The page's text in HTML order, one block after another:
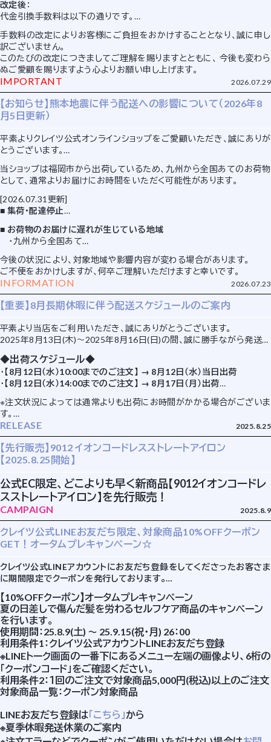
改定後：
代金引換手数料は以下の通りです。
・購入金額３万円(税込)以下：440円(税込)
・購入金額10万円(税込)以下：660円(税込)
※購入金額は商品代金+送料の合計額です。
手数料の改定によりお客様にご負担をおかけすることとなり、誠に申し
訳ございません。
このたびの改定につきましてご理解を賜りますとともに、 今後も変わら
ぬご愛顧を賜りますよう心よりお願い申し上げます。
IMPORTANT 2026.07.29
【お知らせ】熊本地震に伴う配送への影響について（2026年8
月5日更新）
平素よりクレイツ公式オンラインショップをご愛顧いただき、誠にありが
とうございます。
2026年7月28日に発生した熊本地震の影響により、現在一部地域で集
荷・配達の停止や、お届けの遅れが発生しています。
当ショップは福岡市から出荷しているため、九州から全国あてのお荷物
として、通常よりお届けにお時間をいただく可能性があります。
[2026.07.31更新]
■ 集荷・配達停止
城郡、八代郡）
※上記地域では、最寄りの営業所にてお荷物の持ち込みおよび受け取り
が可能です。
■ お荷物のお届けに遅れが生じている地域
・九州から全国あて
今後の状況により、対象地域や影響内容が変わる場合があります。
ご不便をおかけしますが、何卒ご理解いただけますと幸いです。
INFORMATION 2026.07.23
【重要】8月長期休暇に伴う配送スケジュールのご案内
平素より当店をご利用いただき、誠にありがとうございます。
2025年8月13日(木)〜2025年8月16日(日)の間、誠に勝手ながら発送業
長期間の休業によりお客様には大変ご不便をおかけしますが、何卒ご了
承いただきますようお願い申し上げます。
※お休み明けは、ご注文日順に発送準備を進めてまいります。
◆出荷スケジュール◆
・ 【8月12日（水）10:00までのご注文】 → 8月12日（水）当日出荷
・ 【8月12日（水）14:00までのご注文】 → 8月17日（月）出荷
（火）以降順次発送いたします。
※注文状況によっては通常よりも出荷にお時間がかかる場合がございま
す。
※休業中のお問い合わせに関しましても、8月17日（月）以降より順次回
答させて頂きます。
※なお、回答にお時間を頂く場合がございますので予めご了承くださ
い。
RELEASE 2025.8.25
【先行販売】9012 イオンコードレスストレートアイロン
【2025.8.25開始】
公式EC限定、どこよりも早く新商品【9012イオンコードレ
スストレートアイロン】を先行販売！
CAMPAIGN 2025.8.9
クレイツ公式LINEお友だち限定、対象商品10%OFFクーポン
GET！オータムプレキャンペーン☆
クレイツ公式LINEアカウントにお友だち登録をしてくださったお客さま
に期間限定でクーポンを発行しております。
【10%OFFクーポン】オータムプレキャンペーン
夏の日差しで傷んだ髪を労わるセルフケア商品のキャンペーン
を行います。
使用期間：25.8.9(土) ～ 25.9.15(祝・月) 26：00
利用条件1：クレイツ公式アカウントLINEお友だち登録
※LINEトーク画面の一番下にあるメニュー左端の画像より、6桁の
「クーポンコード」をご確認ください。
利用条件2：１回のご注文で対象商品5,000円(税込)以上のご注文
対象商品一覧：クーポン対象商品
LINEお友だち登録は「こちら」から
※夏季休暇発送休業のご案内